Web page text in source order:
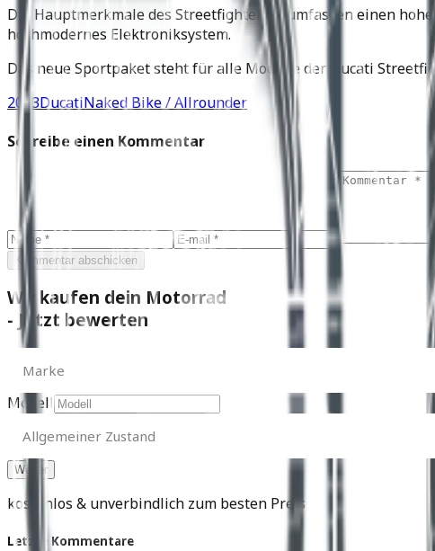
Die Hauptmerkmale des Streetfighter V4 umfassen einen
hochmodernes Elektroniksystem.
Das neue Sportpaket steht für alle Modelle der Ducati
2023DucatiNaked Bike / Allrounder
Schreibe einen Kommentar
Kommentar abschicken
Wir kaufen dein Motorrad
- Jetzt bewerten
Marke
Modell
Zustand
Allgemeiner Zustand
kostenlos & unverbindlich zum besten Preis
Letzte Kommentare